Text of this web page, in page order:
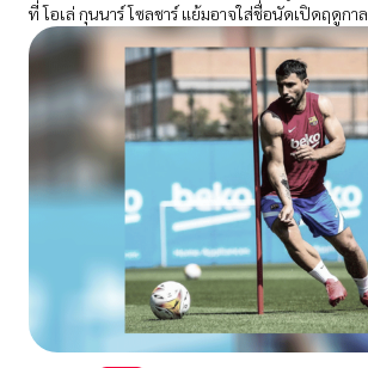
ที่ โอเล่ กุนนาร์ โซลชาร์ แย้มอาจใส่ชื่อนัดเปิดฤดูกาล